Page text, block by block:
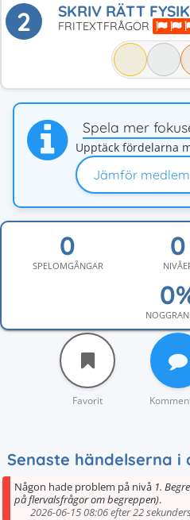
2 SKRIV RÄTT
FRITEXTFRÅGOR
Spela mer
Upptäck fördelarna
Jämför
SPELOMGÅNGAR
Favorit
Senaste händelserna i
Någon hade problem på nivå 1.
på flervalsfrågor om begreppen).
2026-06-15 08:06 efter 22